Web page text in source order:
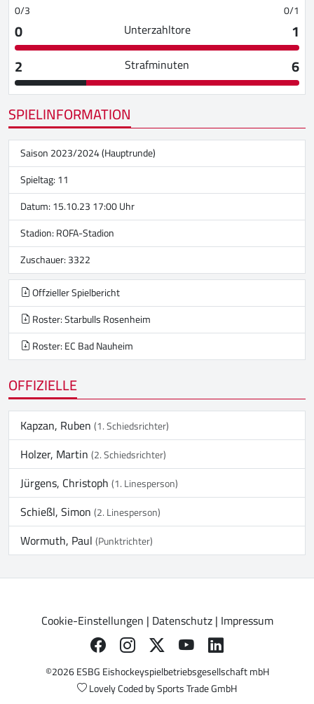
0/3 0/1
0 Unterzahltore
1
2
Strafminuten
6
SPIELINFORMATION
Saison 2023/2024 (Hauptrunde)
Spieltag: 11
Datum: 15.10.23 17:00 Uhr
Stadion:ROFA-Stadion
Zuschauer: 3322
Offzieller Spielbericht
Roster: Starbulls Rosenheim
Roster: EC Bad Nauheim
OFFIZIELLE
Kapzan, Ruben(1. Schiedsrichter)
Holzer, Martin(2. Schiedsrichter)
Jürgens, Christoph(1. Linesperson)
Schießl, Simon(2. Linesperson)
Wormuth, Paul(Punktrichter)
Cookie-Einstellungen | Datenschutz| Impressum
©2026 ESBG Eishockeyspielbetriebsgesellschaft mbH
Lovely Coded bySports Trade GmbH